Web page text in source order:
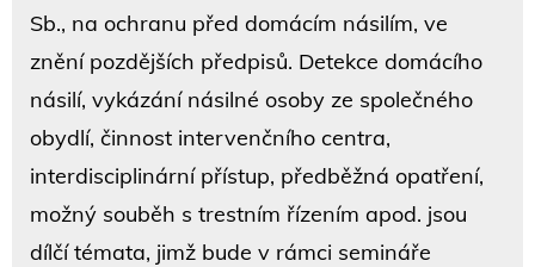
Sb., na ochranu před domácím násilím, ve
znění pozdějších předpisů. Detekce domácího
násilí, vykázání násilné osoby ze společného
obydlí, činnost intervenčního centra,
interdisciplinární přístup, předběžná opatření,
možný souběh s trestním řízením apod. jsou
dílčí témata, jimž bude v rámci semináře